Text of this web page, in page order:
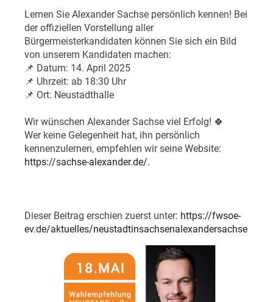
Lernen Sie Alexander Sachse persönlich kennen! Bei
der offiziellen Vorstellung aller
Bürgermeisterkandidaten können Sie sich ein Bild
von unserem Kandidaten machen:
📌 Datum: 14. April 2025
📌 Uhrzeit: ab 18:30 Uhr
📌 Ort: Neustadthalle
Wir wünschen Alexander Sachse viel Erfolg! 🍀
Wer keine Gelegenheit hat, ihn persönlich
kennenzulernen, empfehlen wir seine Website:
https://sachse-alexander.de/.
Dieser Beitrag erschien zuerst unter: https://fwsoe-
ev.de/aktuelles/neustadtinsachsenalexandersachse